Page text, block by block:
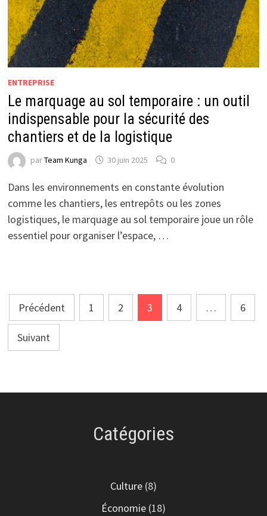
ENTREPRISE
Le marquage au sol temporaire : un outil
indispensable pour la sécurité des
chantiers et de la logistique
parTeam Kunga 30 juin 2025 0
Dans les environnements en constante évolution
comme les chantiers, les entrepôts ou les zones
logistiques, le marquage au sol temporaire joue un rôle
essentiel pour organiser l’espace, …
Pagination
des
publications
Précédent 1 2 3 4 … 6
Suivant
Catégories
Culture (8)
Économie (18)